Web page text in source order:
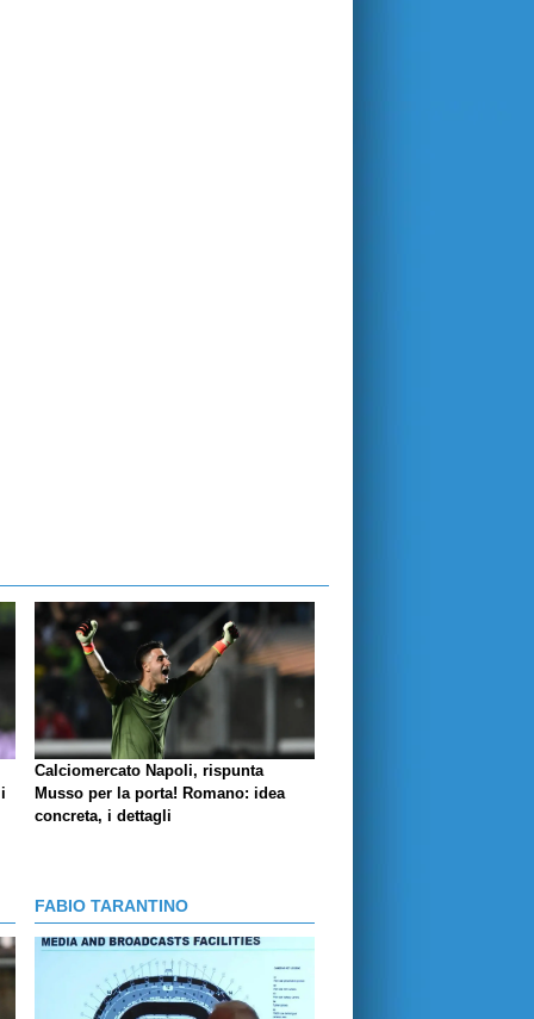
Calciomercato Napoli, rispunta
Musso per la porta! Romano: idea
concreta, i dettagli
FABIO TARANTINO